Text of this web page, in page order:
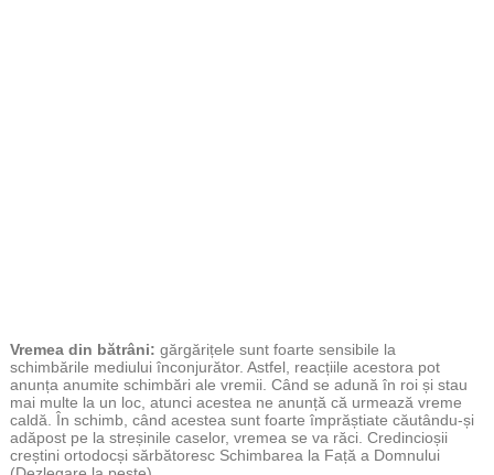
Vremea din bătrâni: gărgărițele sunt foarte sensibile la
schimbările mediului înconjurător. Astfel, reacțiile acestora pot
anunța anumite schimbări ale vremii. Când se adună în roi și stau
mai multe la un loc, atunci acestea ne anunță că urmează vreme
caldă. În schimb, când acestea sunt foarte împrăștiate căutându-și
adăpost pe la streșinile caselor, vremea se va răci. Credincioșii
creștini ortodocși sărbătoresc Schimbarea la Față a Domnului